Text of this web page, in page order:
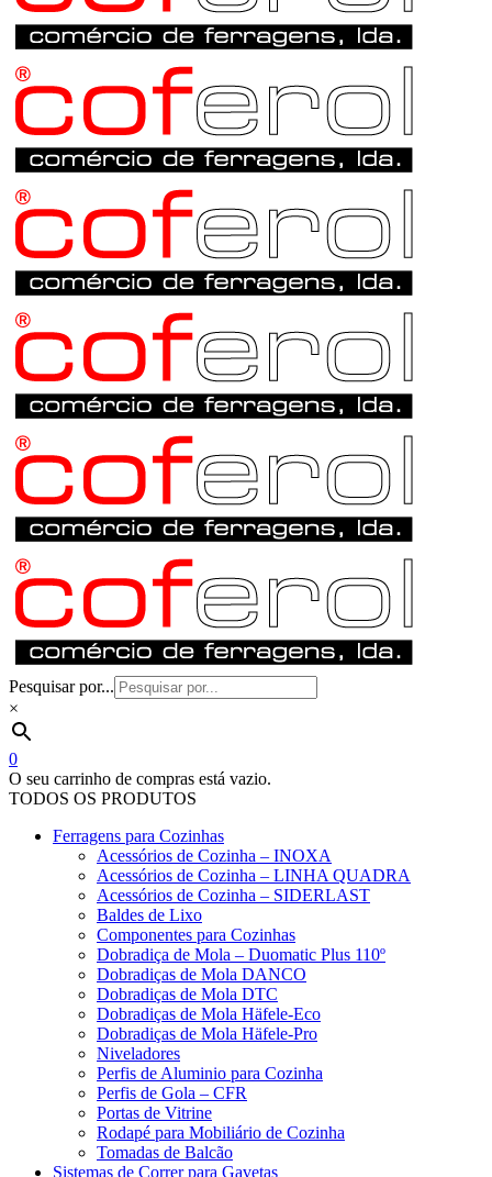
Pesquisar por...
×
0
O seu carrinho de compras está vazio.
TODOS OS PRODUTOS
Ferragens para Cozinhas
Acessórios de Cozinha – INOXA
Acessórios de Cozinha – LINHA QUADRA
Acessórios de Cozinha – SIDERLAST
Baldes de Lixo
Componentes para Cozinhas
Dobradiça de Mola – Duomatic Plus 110º
Dobradiças de Mola DANCO
Dobradiças de Mola DTC
Dobradiças de Mola Häfele-Eco
Dobradiças de Mola Häfele-Pro
Niveladores
Perfis de Aluminio para Cozinha
Perfis de Gola – CFR
Portas de Vitrine
Rodapé para Mobiliário de Cozinha
Tomadas de Balcão
Sistemas de Correr para Gavetas